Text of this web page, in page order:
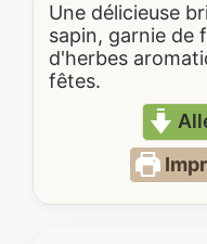
Une délicieuse
sapin, garnie de
d'herbes
fêtes.